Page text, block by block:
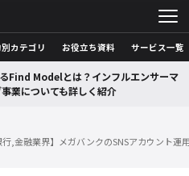
カテゴリ お役立ち資料 サービス一覧
Find Modelとは？インフルエンサーマ
業についても詳しく紹介
行,金融業界】メガバンクのSNSアカウント運